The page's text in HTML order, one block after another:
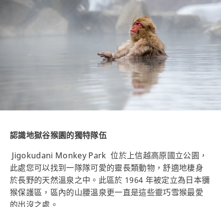
認識地獄谷猴園的獨特隊伍
Jigokudani Monkey Park 位於上信越高原國立公園，
此處您可以找到一隊隊可愛的靈長類動物，舒適地棲身
於長野的天然溫泉之中。此區於 1964 年被定立為日本獼
猴保護區，區內的山腰溫泉更一直是這些靈巧雪猴最愛
的出沒之處。